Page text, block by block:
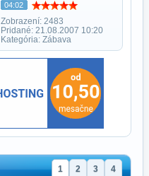
04:02
Zobrazení: 2483
Pridané: 21.08.2007 10:20
Kategória: Zábava
1 2 3 4